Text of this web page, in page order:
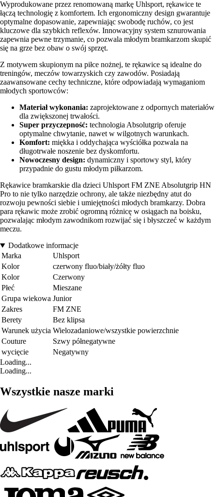
Wyprodukowane przez renomowaną markę Uhlsport, rękawice te
łączą technologię z komfortem. Ich ergonomiczny design gwarantuje
optymalne dopasowanie, zapewniając swobodę ruchów, co jest
kluczowe dla szybkich reflexów. Innowacyjny system sznurowania
zapewnia pewne trzymanie, co pozwala młodym bramkarzom skupić
się na grze bez obaw o swój sprzęt.
Z motywem skupionym na piłce nożnej, te rękawice są idealne do
treningów, meczów towarzyskich czy zawodów. Posiadają
zaawansowane cechy techniczne, które odpowiadają wymaganiom
młodych sportowców:
Materiał wykonania: zaprojektowane z odpornych materiałów
dla zwiększonej trwałości.
Super przyczepność: technologia Absolutgrip oferuje
optymalne chwytanie, nawet w wilgotnych warunkach.
Komfort: miękka i oddychająca wyściółka pozwala na
długotrwałe noszenie bez dyskomfortu.
Nowoczesny design: dynamiczny i sportowy styl, który
przypadnie do gustu młodym piłkarzom.
Rękawice bramkarskie dla dzieci Uhlsport FM ZNE Absolutgrip HN
Pro to nie tylko narzędzie ochrony, ale także niezbędny atut do
rozwoju pewności siebie i umiejętności młodych bramkarzy. Dobra
para rękawic może zrobić ogromną różnicę w osiągach na boisku,
pozwalając młodym zawodnikom rozwijać się i błyszczeć w każdym
meczu.
Dodatkowe informacje
Marka
Uhlsport
Kolor
czerwony fluo/biały/żółty fluo
Kolor
Czerwony
Płeć
Mieszane
Grupa wiekowa Junior
Zakres
FM ZNE
Berety
Bez klipsa
Warunek użycia Wielozadaniowe/wszystkie powierzchnie
Couture
Szwy półnegatywne
wycięcie
Negatywny
Loading...
Loading...
Wszystkie nasze marki